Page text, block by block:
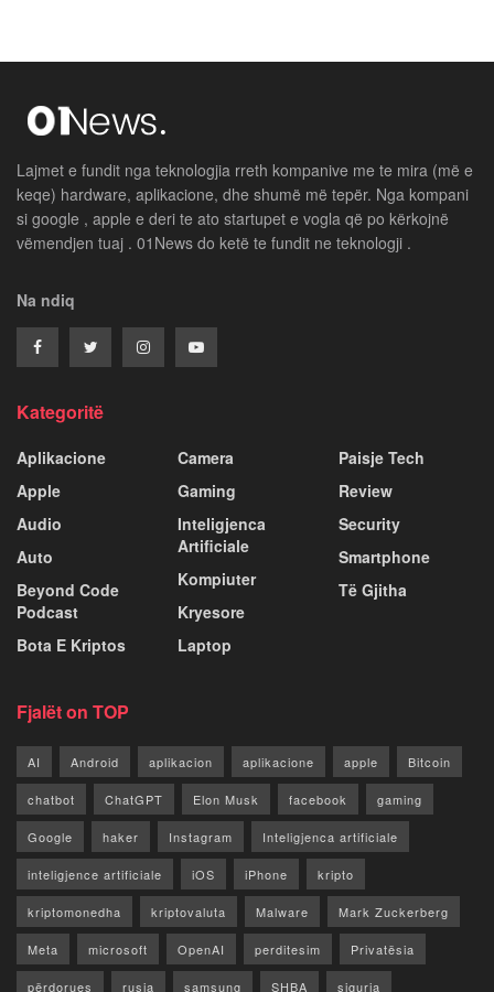
Lajmet e fundit nga teknologjia rreth kompanive me te mira (më e
keqe) hardware, aplikacione, dhe shumë më tepër. Nga kompani
si google , apple e deri te ato startupet e vogla që po kërkojnë
vëmendjen tuaj . 01News do ketë te fundit ne teknologji .
Na ndiq
Kategoritë
Aplikacione
Apple
Audio
Auto
Beyond Code
Podcast
Bota E Kriptos
Camera
Gaming
Inteligjenca
Artificiale
Kompiuter
Kryesore
Laptop
Paisje Tech
Review
Security
Smartphone
Të Gjitha
Fjalët on TOP
AI Android aplikacion aplikacione apple Bitcoin
chatbot ChatGPT Elon Musk facebook gaming
Google haker Instagram Inteligjenca artificiale
inteligjence artificiale iOS iPhone kripto
kriptomonedha kriptovaluta Malware Mark Zuckerberg
Meta microsoft OpenAI perditesim Privatësia
përdorues rusia samsung SHBA siguria